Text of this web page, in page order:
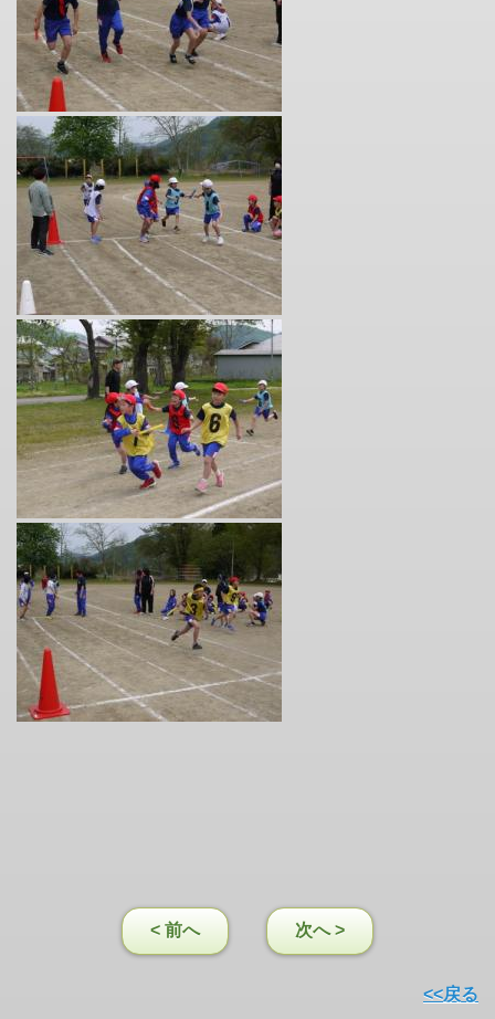
< 前へ 次へ >
<<戻る